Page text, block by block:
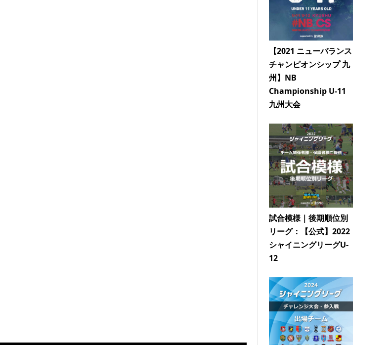
【2021 ニューバランス
チャンピオンシップ 九
州】NB
Championship U-11
九州大会
試合模様｜後期順位別
リーグ：【公式】2022
シャイニングリーグU-
12